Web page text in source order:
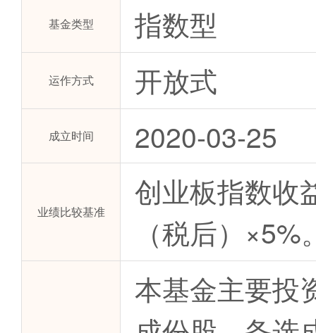
基金类型 指数型
运作方式 开放式
成立时间 2020-03-25
业绩比较基准
创业板指数收
（税后）×5%
本基金主要投